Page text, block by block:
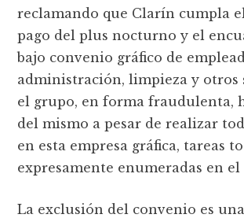
reclamando que Clarín cumpla
pago del plus nocturno y el
bajo convenio gráfico de
administración, limpieza y otros
el grupo, en forma fraudulenta,
del mismo a pesar de realizar
en esta empresa gráfica, tareas
expresamente enumeradas en
La exclusión del convenio es